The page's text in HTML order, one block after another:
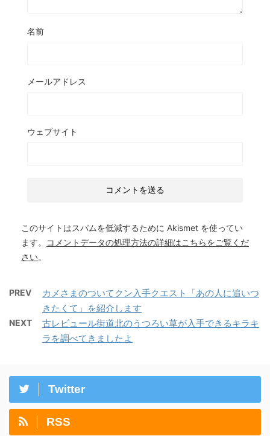
名前
メールアドレス
ウェブサイト
このサイトはスパムを低減するために Akismet を使ってい
ます。
コメントデータの処理方法の詳細はこちらをご覧くだ
さい。
PREV
カメさまのついてクン入手クエスト「あの人に追いつ
きたくて」を紹介します
NEXT
古レビュール街道北のうつろい草が入手できるキラキ
ラを調べてきましたよ
Twitter
RSS